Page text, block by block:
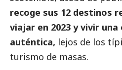
recoge sus 12 destinos
viajar en 2023 y vivir una
auténtica, lejos de los
turismo de masas.